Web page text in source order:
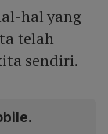
hal yang
telah
sendiri.